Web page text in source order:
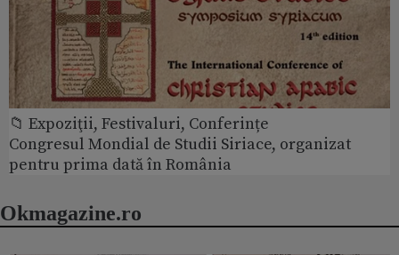
📁 Expoziţii, Festivaluri, Conferințe
Congresul Mondial de Studii Siriace, organizat
pentru prima dată în România
Okmagazine.ro